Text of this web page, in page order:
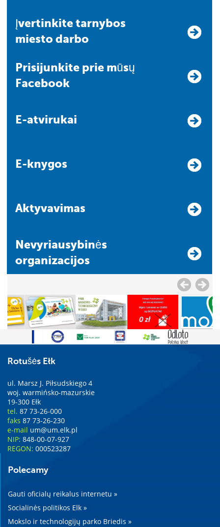
Įvertinkite tarnybos
miesto darbo
Prisijunkite prie mūsų
Facebook
E-atvirukai
E-knygos
Aktyvavimas
Nevyriausybinės
organizacijos
Rotušės Ełk
ul. Marsz J. Piłsudskiego 4
woj. warmińsko-mazurskie
19-300 Ełk
tel. 87 73-26-000
faks 87 73-26-230
e-mail um@um.elk.pl
NIP: 848-00-07-927
REGON: 000523287
Polecamy
Gauti oficialų reikalus internetu »
Socialinės politikos Elk »
Mokslo ir technologijų parko Briedis »